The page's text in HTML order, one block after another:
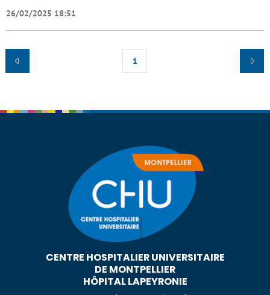
26/02/2025 18:51
1
CENTRE HOSPITALIER UNIVERSITAIRE
DE MONTPELLIER
HÔPITAL LAPEYRONIE